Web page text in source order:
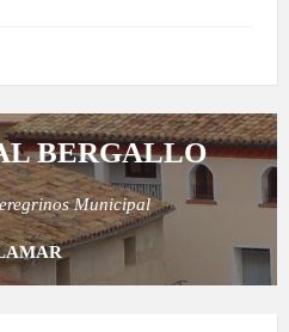
BERGALLO
Municipal